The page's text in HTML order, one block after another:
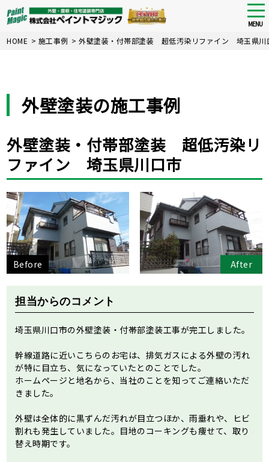
Skip
MENU
HOME > 施工事例 >外壁塗装・付帯部塗装 超低汚染リファイン 埼玉県川
外壁塗装の施工事例
外壁塗装・付帯部塗装 超低汚染リ
ファイン 埼玉県川口市
Before After
担当からのコメント
埼玉県川口市の外壁塗装・付帯部塗装工事が完工しました。
幹線道路に近いこちらのお宅は、排気ガスによる外壁の汚れ
が特に目立ち、気になっていたとのことでした。
ホームページと地名から、当社のことを知ってご連絡いただ
きました。
外壁は全体的に黒ずんだ汚れが目立つほか、雨垂れや、ヒビ
割れも発生していました。目地のコーキングも痩せて、取り
替え時期です。